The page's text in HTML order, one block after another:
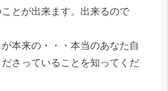
とが出来ます。出来るので
本来の・・・本当のあなた自
さっていることを知ってくだ